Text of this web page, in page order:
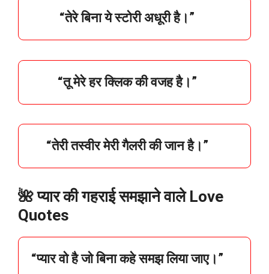
“तेरेबिनायेस्टोरीअधूरीहै।”
“तूमेरेहरक्लिककीवजहहै।”
“तेरीतस्वीरमेरीगैलरीकीजानहै।”
🌺 प्यार की गहराई समझाने वाले Love
Quotes
“प्यारवोहैजोबिनाकहेसमझलियाजाए।”